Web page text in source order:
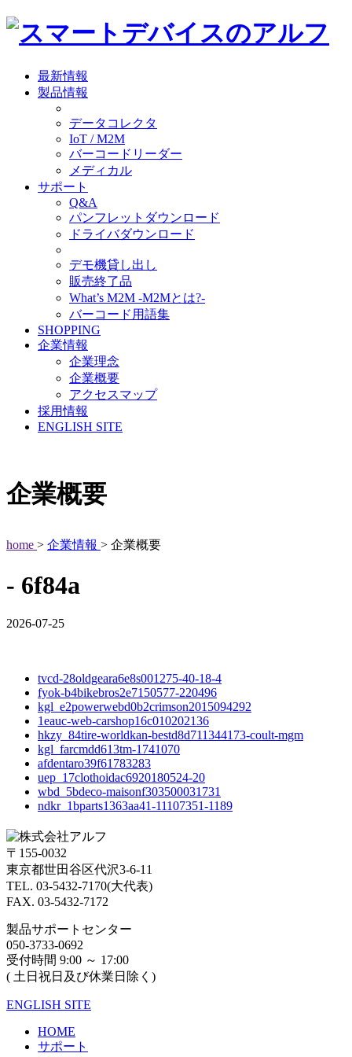
最新情報
製品情報
データコレクタ
IoT / M2M
バーコードリーダー
メディカル
サポート
Q&A
パンフレットダウンロード
ドライバダウンロード
デモ機貸し出し
販売終了品
What’s M2M -M2Mとは?-
バーコード用語集
SHOPPING
企業情報
企業理念
企業概要
アクセスマップ
採用情報
ENGLISH SITE
企業概要
home > 企業情報 > 企業概要
- 6f84a
2026-07-25
tvcd-28oldgeara6e8s001275-40-18-4
fyok-b4bikebros2e7150577-220496
kgl_e2powerwebd0b2crimson2015094292
1eauc-web-carshop16c010202136
hkzy_84tire-worldkan-bestd8d711344173-coult-mgm
kgl_farcmdd613tm-1741070
afdentaro39f61783283
uep_17clothoidac6920180524-20
wbd_5bdeco-maisonf303500031731
ndkr_1bparts1363aa41-11107351-1189
〒155-0032
東京都世田谷区代沢3-6-11
TEL. 03-5432-7170(大代表)
FAX. 03-5432-7172
製品サポートセンター
050-3733-0692
受付時間 9:00 ～ 17:00
( 土日祝日及び休業日除く)
ENGLISH SITE
HOME
サポート